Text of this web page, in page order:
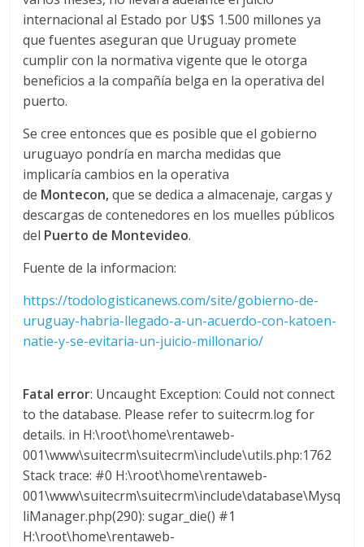
s
p
o
r
t
e
d
e
E
q
u
internacional al Estado por U$S 1.500 millones ya
que fuentes aseguran que Uruguay promete
cumplir con la normativa vigente que le otorga
beneficios a la compañía belga en la operativa del
puerto.
Se cree entonces que es posible que el gobierno
uruguayo pondría en marcha medidas que
implicaría cambios en la operativa
de Montecon,que se dedica a almacenaje, cargas y
descargas de contenedores en los muelles públicos
del Puerto de Montevideo.
Fuente de la informacion:
https://todologisticanews.com/site/gobierno-de-
uruguay-habria-llegado-a-un-acuerdo-con-katoen-
natie-y-se-evitaria-un-juicio-millonario/
Fatal error: Uncaught Exception: Could not connect
to the database. Please refer to suitecrm.log for
details. in H:\root\home\rentaweb-
001\www\suitecrm\suitecrm\include\utils.php:1762
Stack trace: #0 H:\root\home\rentaweb-
001\www\suitecrm\suitecrm\include\database\Mysq
liManager.php(290): sugar_die() #1
H:\root\home\rentaweb-